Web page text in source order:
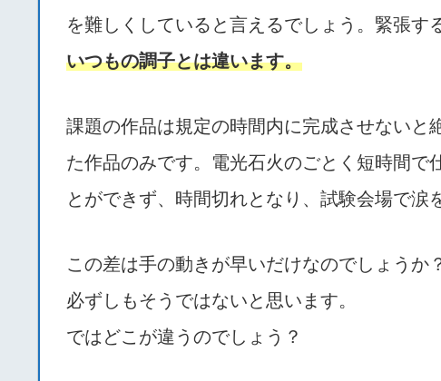
を難しくしていると言えるでしょう。緊張す
いつもの調子とは違います。
課題の作品は規定の時間内に完成させないと
た作品のみです。電光石火のごとく短時間で
とができず、時間切れとなり、試験会場で涙
この差は手の動きが早いだけなのでしょうか
必ずしもそうではないと思います。
ではどこが違うのでしょう？